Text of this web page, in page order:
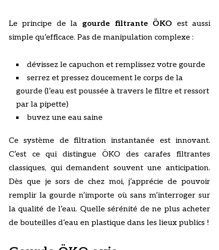
Le principe de la gourde filtrante ÖKO est aussi
simple qu’efficace. Pas de manipulation complexe :
dévissez le capuchon et remplissez votre gourde
serrez et pressez doucement le corps de la
gourde (l’eau est poussée à travers le filtre et ressort
par la pipette)
buvez une eau saine
Ce système de filtration instantanée est innovant.
C’est ce qui distingue ÖKO des carafes filtrantes
classiques, qui demandent souvent une anticipation.
Dès que je sors de chez moi, j’apprécie de pouvoir
remplir la gourde n’importe où sans m’interroger sur
la qualité de l’eau. Quelle sérénité de ne plus acheter
de bouteilles d’eau en plastique dans les lieux publics !